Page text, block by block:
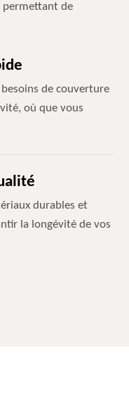
permettant de
de couverture
où que vous
durables et
la longévité de vos